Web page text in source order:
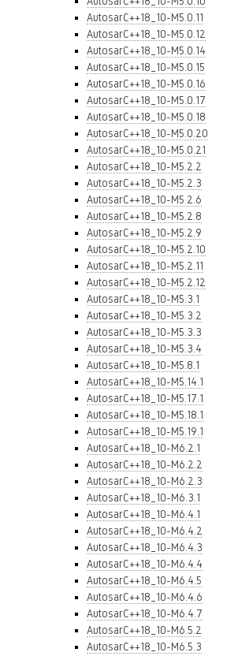
AutosarC++18_10-M5.0.11
AutosarC++18_10-M5.0.12
AutosarC++18_10-M5.0.14
AutosarC++18_10-M5.0.15
AutosarC++18_10-M5.0.16
AutosarC++18_10-M5.0.17
AutosarC++18_10-M5.0.18
AutosarC++18_10-M5.0.20
AutosarC++18_10-M5.0.21
AutosarC++18_10-M5.2.2
AutosarC++18_10-M5.2.3
AutosarC++18_10-M5.2.6
AutosarC++18_10-M5.2.8
AutosarC++18_10-M5.2.9
AutosarC++18_10-M5.2.10
AutosarC++18_10-M5.2.11
AutosarC++18_10-M5.2.12
AutosarC++18_10-M5.3.1
AutosarC++18_10-M5.3.2
AutosarC++18_10-M5.3.3
AutosarC++18_10-M5.3.4
AutosarC++18_10-M5.8.1
AutosarC++18_10-M5.14.1
AutosarC++18_10-M5.17.1
AutosarC++18_10-M5.18.1
AutosarC++18_10-M5.19.1
AutosarC++18_10-M6.2.1
AutosarC++18_10-M6.2.2
AutosarC++18_10-M6.2.3
AutosarC++18_10-M6.3.1
AutosarC++18_10-M6.4.1
AutosarC++18_10-M6.4.2
AutosarC++18_10-M6.4.3
AutosarC++18_10-M6.4.4
AutosarC++18_10-M6.4.5
AutosarC++18_10-M6.4.6
AutosarC++18_10-M6.4.7
AutosarC++18_10-M6.5.2
AutosarC++18_10-M6.5.3